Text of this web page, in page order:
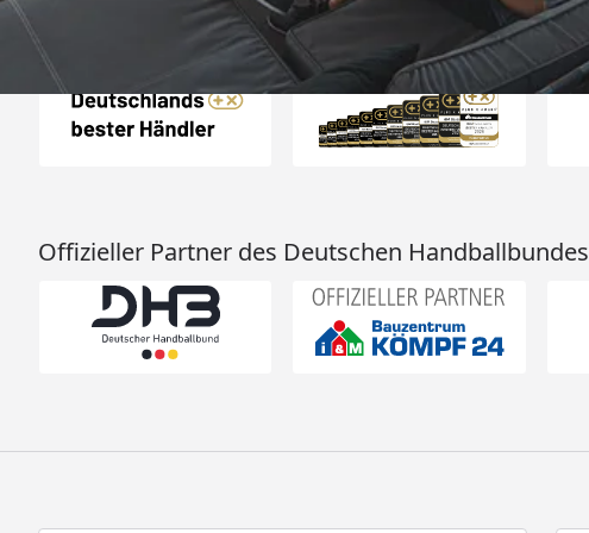
Auszeichnungen
Offizieller Partner des Deutschen Handballbundes